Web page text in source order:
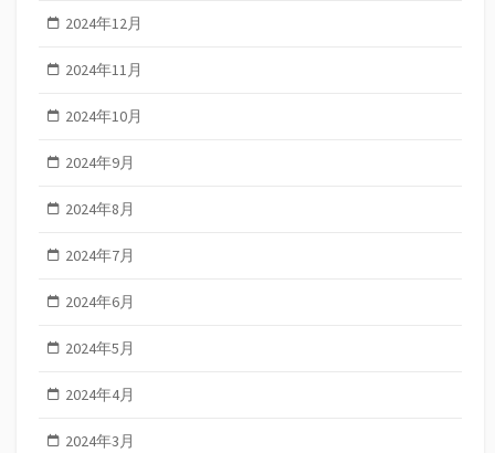
2024年12月
2024年11月
2024年10月
2024年9月
2024年8月
2024年7月
2024年6月
2024年5月
2024年4月
2024年3月